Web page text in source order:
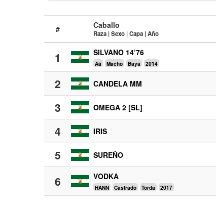
# Caballo
Raza | Sexo | Capa | Año
1 SILVANO 14’76
Aá Macho Baya 2014
2 CANDELA MM
3 OMEGA 2 [SL]
4 IRIS
5 SUREÑO
6 VODKA
HANN Castrado Torda 2017